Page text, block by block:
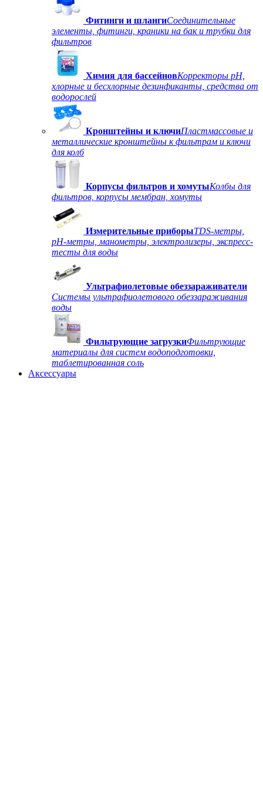
Фитинги и шлангиСоединительные
элементы, фитинги, краники на бак и трубки для
фильтров
Химия для бассейновКорректоры рН,
хлорные и бесхлорные дезинфиканты, средства от
водорослей
Кронштейны и ключиПластмассовые и
металлические кронштейны к фильтрам и ключи
для колб
Корпусы фильтров и хомутыКолбы для
фильтров, корпусы мембран, хомуты
Измерительные приборыTDS-метры,
рН-метры, манометры, электролизеры, экспресс-
тесты для воды
Ультрафиолетовые обеззараживатели
Системы ультрафиолетового обеззараживания
воды
Фильтрующие загрузкиФильтрующие
материалы для систем водоподготовки,
таблетированная соль
Аксессуары